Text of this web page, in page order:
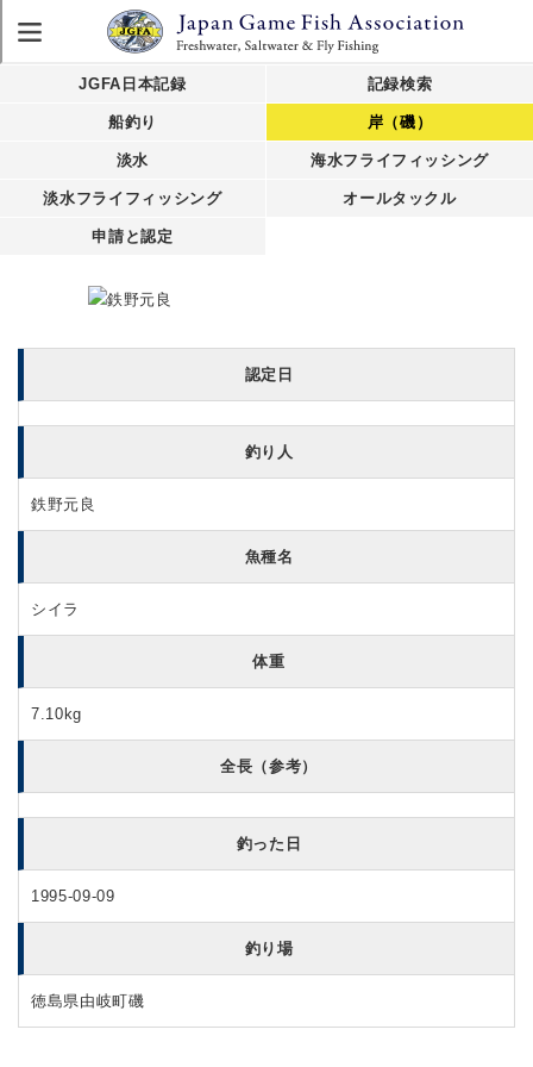
JGFA日本記録 記録検索
船釣り 岸（磯）
淡水 海水フライフィッシング
淡水フライフィッシング オールタックル
申請と認定
認定日
釣り人
鉄野元良
魚種名
シイラ
体重
7.10kg
全長（参考）
釣った日
1995-09-09
釣り場
徳島県由岐町磯